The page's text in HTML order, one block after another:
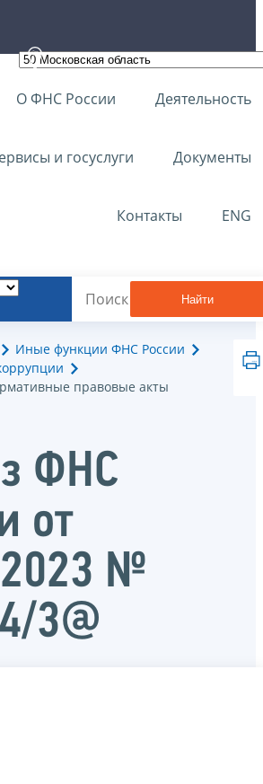
О ФНС России Деятельность
и госуслуги Документы
Контакты ENG
Найти
Иные функции ФНС России
правовые акты
ФНС
от
№
3@